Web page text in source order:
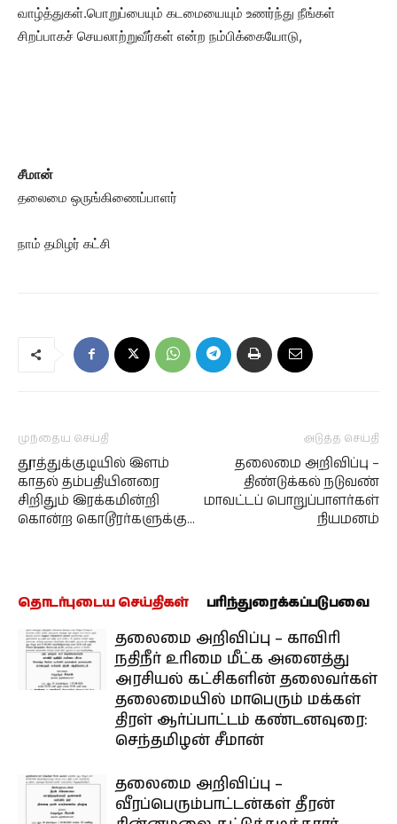
வாழ்த்துகள்.பொறுப்பையும் கடமையையும் உணர்ந்து நீங்கள்
சிறப்பாகச் செயலாற்றுவீர்கள் என்ற நம்பிக்கையோடு,
சீமான்
தலைமை ஒருங்கிணைப்பாளர்
நாம் தமிழர் கட்சி
முந்தைய செய்தி
தூத்துக்குடியில் இளம்
காதல் தம்பதியினரை
சிறிதும் இரக்கமின்றி
கொன்ற கொடூரர்களுக்கு…
அடுத்த செய்தி
தலைமை அறிவிப்பு –
திண்டுக்கல் நடுவண்
மாவட்டப் பொறுப்பாளர்கள்
நியமனம்
தொடர்புடைய செய்திகள் பரிந்துரைக்கப்படுபவை
தலைமை அறிவிப்பு – காவிரி
நதிநீர் உரிமை மீட்க அனைத்து
அரசியல் கட்சிகளின் தலைவர்கள்
தலைமையில் மாபெரும் மக்கள்
திரள் ஆர்ப்பாட்டம் கண்டனவுரை:
செந்தமிழன் சீமான்
தலைமை அறிவிப்பு –
வீரப்பெரும்பாட்டன்கள் தீரன்